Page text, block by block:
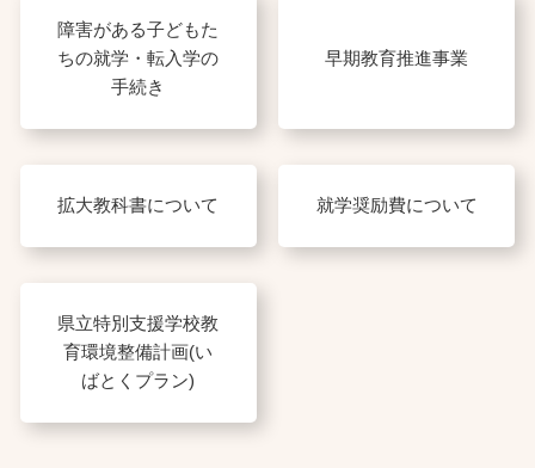
障害がある子どもた
ちの就学・転入学の
手続き
早期教育推進事業
拡大教科書について 就学奨励費について
県立特別支援学校教
育環境整備計画(い
ばとくプラン)